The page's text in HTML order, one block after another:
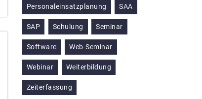
Personaleinsatzplanung SAA
SAP Schulung Seminar
Software Web-Seminar
Webinar Weiterbildung
Zeiterfassung